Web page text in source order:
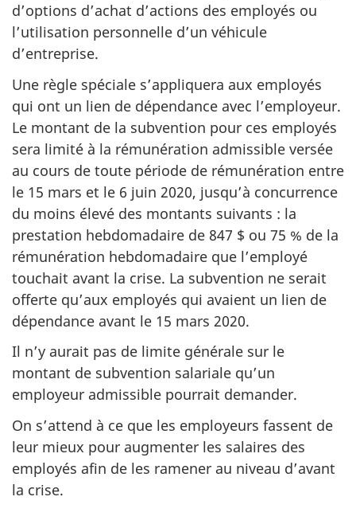
d’options d’achat d’actions des employés ou
l’utilisation personnelle d’un véhicule
d’entreprise.
Une règle spéciale s’appliquera aux employés
qui ont un lien de dépendance avec l’employeur.
Le montant de la subvention pour ces employés
sera limité à la rémunération admissible versée
au cours de toute période de rémunération entre
le 15 mars et le 6 juin 2020, jusqu’à concurrence
du moins élevé des montants suivants : la
prestation hebdomadaire de 847 $ ou 75 % de la
rémunération hebdomadaire que l’employé
touchait avant la crise. La subvention ne serait
offerte qu’aux employés qui avaient un lien de
dépendance avant le 15 mars 2020.
Il n’y aurait pas de limite générale sur le
montant de subvention salariale qu’un
employeur admissible pourrait demander.
On s’attend à ce que les employeurs fassent de
leur mieux pour augmenter les salaires des
employés afin de les ramener au niveau d’avant
la crise.